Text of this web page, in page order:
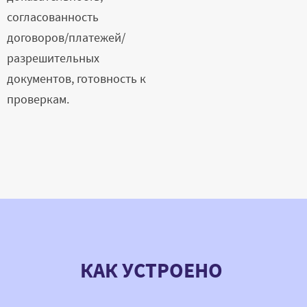
согласованность
договоров/платежей/
разрешительных
документов, готовность к
проверкам.
КАК УСТРОЕНО